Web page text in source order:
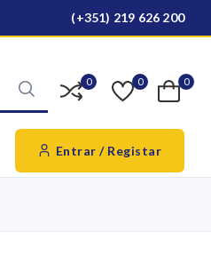
(+351) 219 626 200
0 0 0
Entrar / Registar